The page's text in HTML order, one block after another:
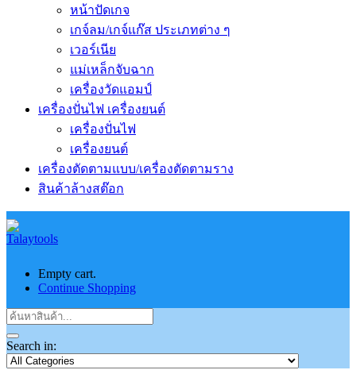
หน้าปัดเกจ
เกจ์ลม/เกจ์แก๊ส ประเภทต่าง ๆ
เวอร์เนีย
แม่เหล็กจับฉาก
เครื่องวัดแอมป์
เครื่องปั่นไฟ เครื่องยนต์
เครื่องปั่นไฟ
เครื่องยนต์
เครื่องตัดตามแบบ/เครื่องตัดตามราง
สินค้าล้างสต๊อก
Empty cart.
Continue Shopping
Search in: